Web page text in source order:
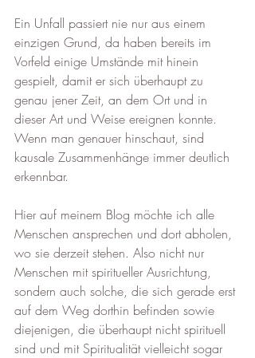
Ein Unfall passiert nie nur aus einem
einzigen Grund, da haben bereits im
Vorfeld einige Umstände mit hinein
gespielt, damit er sich überhaupt zu
genau jener Zeit, an dem Ort und in
dieser Art und Weise ereignen konnte.
Wenn man genauer hinschaut, sind
kausale Zusammenhänge immer deutlich
erkennbar.
Hier auf meinem Blog möchte ich alle
Menschen ansprechen und dort abholen,
wo sie derzeit stehen. Also nicht nur
Menschen mit spiritueller Ausrichtung,
sondern auch solche, die sich gerade erst
auf dem Weg dorthin befinden sowie
diejenigen, die überhaupt nicht spirituell
sind und mit Spiritualität vielleicht sogar